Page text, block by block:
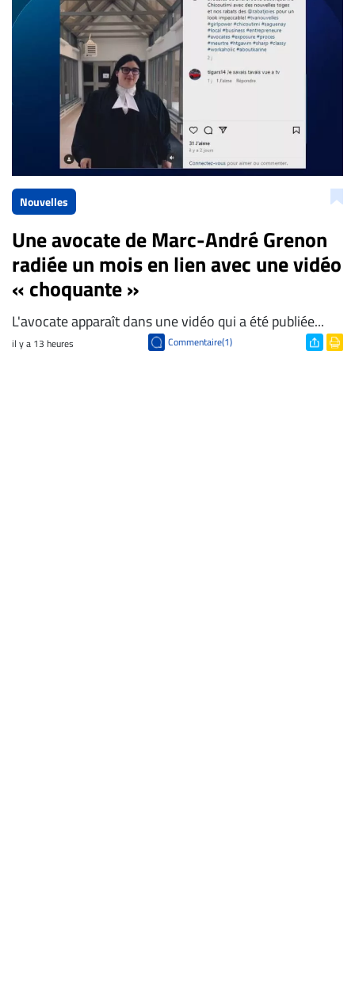
Nouvelles
Une avocate de Marc-André Grenon
radiée un mois en lien avec une vidéo
« choquante »
L'avocate apparaît dans une vidéo qui a été publiée...
il y a 13 heures Commentaire(1)